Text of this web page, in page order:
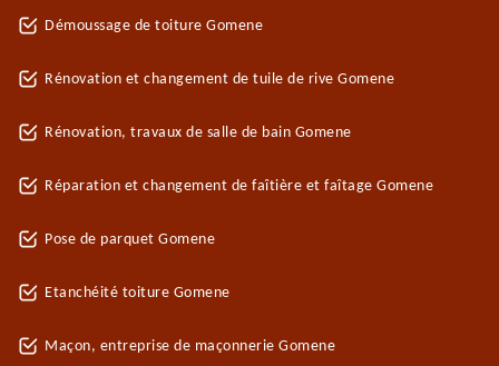
Démoussage de toiture Gomene
Rénovation et changement de tuile de rive Gomene
Rénovation, travaux de salle de bain Gomene
Réparation et changement de faîtière et faîtage Gomene
Pose de parquet Gomene
Etanchéité toiture Gomene
Maçon, entreprise de maçonnerie Gomene